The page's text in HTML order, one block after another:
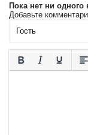
Пока нет ни одного
Добавьте